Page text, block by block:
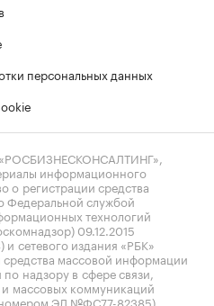
персональных данных
информационного
о регистрации средства
Федеральной службой
технологий
09.12.2015
сетевого издания «РБК»
средства массовой информации
надзору в сфере связи,
массовых коммуникаций
номером ЭЛ №ФС77-82385)